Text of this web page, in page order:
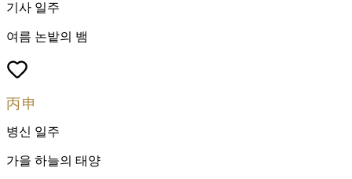
기사 일주
여름 논밭의 뱀
丙申
병신 일주
가을 하늘의 태양